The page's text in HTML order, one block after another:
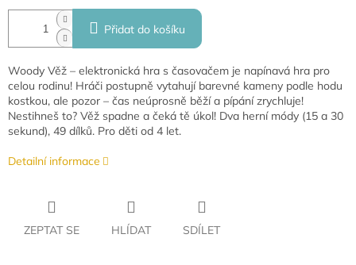
Přidat do košíku
Woody Věž – elektronická hra s časovačem je napínavá hra pro
celou rodinu! Hráči postupně vytahují barevné kameny podle hodu
kostkou, ale pozor – čas neúprosně běží a pípání zrychluje!
Nestihneš to? Věž spadne a čeká tě úkol! Dva herní módy (15 a 30
sekund), 49 dílků. Pro děti od 4 let.
Detailní informace
ZEPTAT SE HLÍDAT SDÍLET